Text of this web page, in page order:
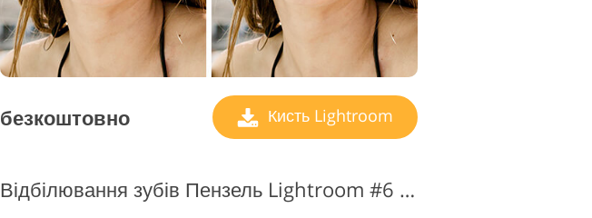
безкоштовно Кисть Lightroom
Відбілювання зубів Пензель Lightroom #6 "Totally white"